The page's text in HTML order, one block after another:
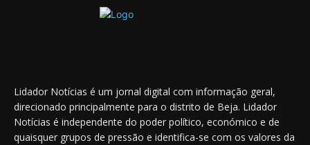
Lidador Notícias é um jornal digital com informação geral,
direcionado principalmente para o distrito de Beja. Lidador
Notícias é independente do poder político, económico e de
quaisquer grupos de pressão e identifica-se com os valores da